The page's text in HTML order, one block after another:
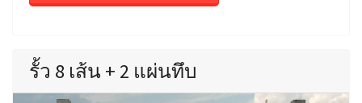
รั้ว 8 เส้น + 2 แผ่นทึบ